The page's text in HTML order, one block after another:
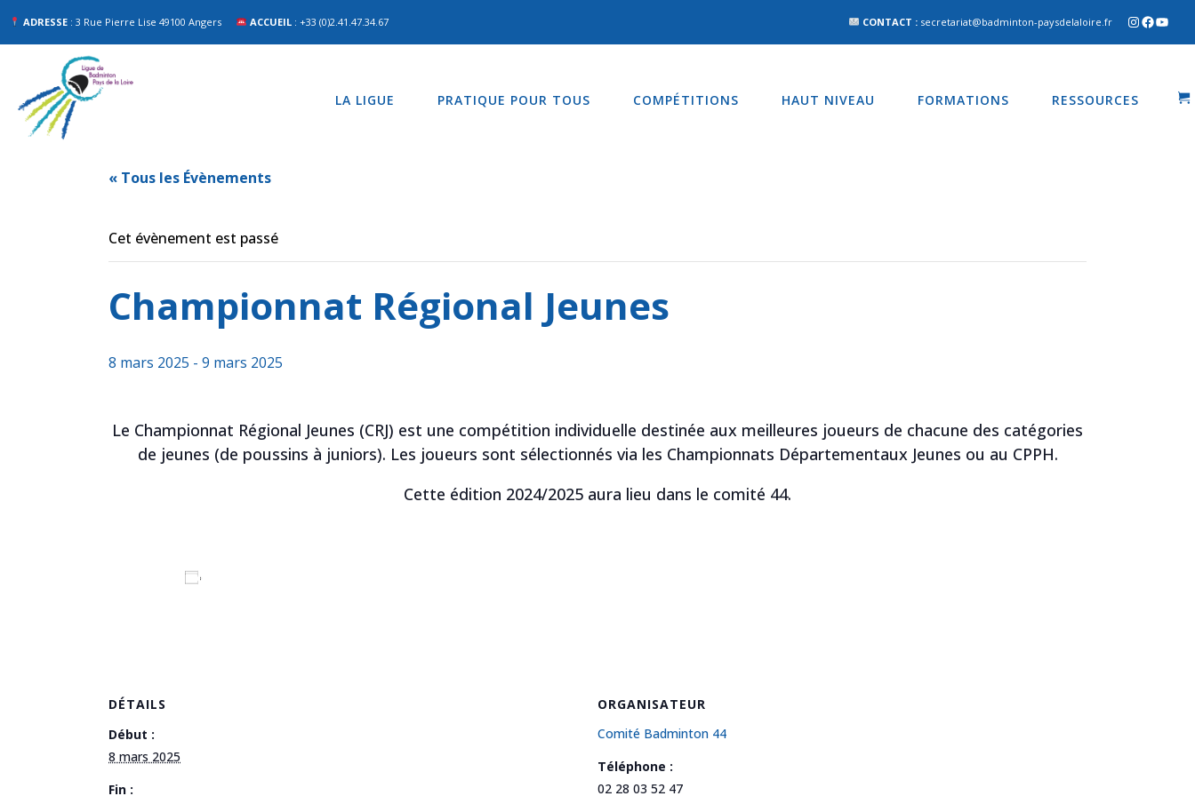
ADRESSE : 3 Rue Pierre Lise 49100 Angers ACCUEIL : +33 (0)2.41.47.34.67 CONTACT : secretariat@badminton-paysdelaloire.fr
LA LIGUE PRATIQUE POUR TOUS COMPÉTITIONS HAUT NIVEAU FORMATIONS RESSOURCES
« Tous les Évènements
Cet évènement est passé
Championnat Régional Jeunes
8 mars 2025 - 9 mars 2025
Le Championnat Régional Jeunes (CRJ) est une compétition individuelle destinée aux meilleures joueurs de chacune des catégories
de jeunes (de poussins à juniors). Les joueurs sont sélectionnés via les Championnats Départementaux Jeunes ou au CPPH.
Cette édition 2024/2025 aura lieu dans le comité 44.
DÉTAILS
Début :
8 mars 2025
Fin :
ORGANISATEUR
Comité Badminton 44
Téléphone :
02 28 03 52 47